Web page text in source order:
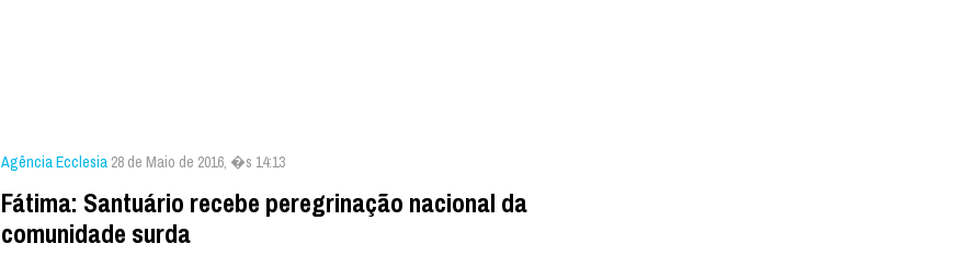
Agência Ecclesia 28 de Maio de 2016, �s 14:13
Fátima: Santuário recebe peregrinação nacional da
comunidade surda